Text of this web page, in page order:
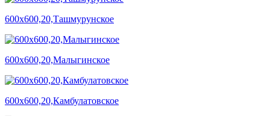
600х600,20,Ташмурунское
600х600,20,Малыгинское
600х600,20,Камбулатовское